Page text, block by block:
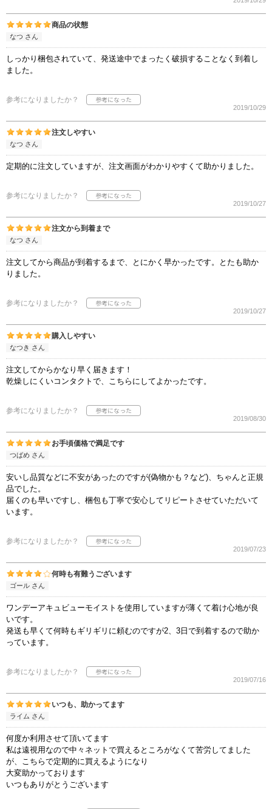
商品の状態
なつ さん
しっかり梱包されていて、発送途中でまったく破損することなく到着し
ました。
参考になりましたか？
2019/10/29
注文しやすい
なつ さん
定期的に注文していますが、注文画面がわかりやすくて助かりました。
参考になりましたか？
2019/10/27
注文から到着まで
なつ さん
注文してから商品が到着するまで、とにかく早かったです。とたも助か
りました。
参考になりましたか？
2019/10/27
購入しやすい
なつき さん
注文してからかなり早く届きます！
乾燥しにくいコンタクトで、こちらにしてよかったです。
参考になりましたか？
2019/08/30
お手頃価格で満足です
つばめ さん
安いし品質などに不安があったのですが(偽物かも？など)、ちゃんと正規
品でした。
届くのも早いですし、梱包も丁寧で安心してリピートさせていただいて
います。
参考になりましたか？
2019/07/23
何時も有難うございます
ゴール さん
ワンデーアキュビューモイストを使用していますが薄くて着け心地が良
いです。
発送も早くて何時もギリギリに頼むのですが2、3日で到着するので助か
っています。
参考になりましたか？
2019/07/16
いつも、助かってます
ライム さん
何度か利用させて頂いてます
私は遠視用なので中々ネットで買えるところがなくて苦労してました
が、こちらで定期的に買えるようになり
大変助かっております
いつもありがとうございます